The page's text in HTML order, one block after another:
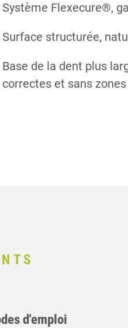
Système Flexecure®,
Surface structurée,
Base de la dent plus
correctes et sans
d'emploi